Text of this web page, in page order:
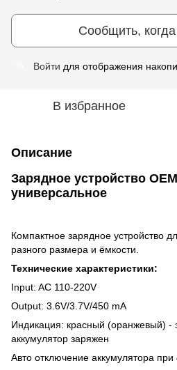
Сообщить,
Войти для отображения
В избранное
Описание
Зарядное устройство
универсальное
Компактное зарядное устройство
разного размера и ёмкости.
Технические характеристики:
Input: AC 110-220V
Output: 3.6V/3.7V/450 mA
Индикация: красный (оранжевый) -
аккумулятор заряжен
Авто отключение аккумулятора